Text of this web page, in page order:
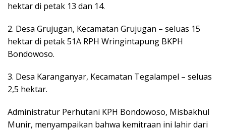
hektar di petak 13 dan 14.
2. Desa Grujugan, Kecamatan Grujugan – seluas 15
hektar di petak 51A RPH Wringintapung BKPH
Bondowoso.
3. Desa Karanganyar, Kecamatan Tegalampel – seluas
2,5 hektar.
Administratur Perhutani KPH Bondowoso, Misbakhul
Munir, menyampaikan bahwa kemitraan ini lahir dari